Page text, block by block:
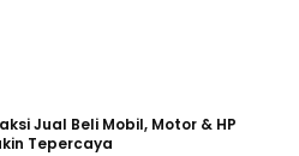
Jual Beli Mobil, Motor & HP
Tepercaya